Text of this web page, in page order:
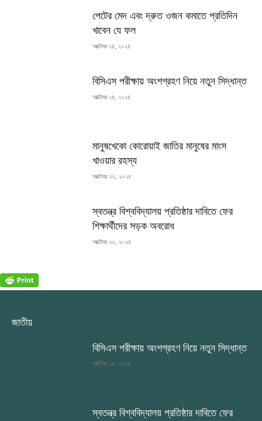
পেটের মেদ এবং দ্রুত ওজন কমাতে প্রতিদিন
খাবেন যে ফল
অক্টোবর ২৪, ২০২৪
বিসিএস পরীক্ষায় অংশগ্রহণ নিয়ে নতুন সিদ্ধান্ত
অক্টোবর ২৪, ২০২৪
মানুষখেকো কোরোয়াই জাতির মানুষের মাংস
খাওয়ার রহস্য
অক্টোবর ২৩, ২০২৪
স্বতন্ত্র বিশ্ববিদ্যালয় প্রতিষ্ঠার দাবিতে ফের
শিক্ষার্থীদের সড়ক অবরোধ
অক্টোবর ২৩, ২০২৪
জাতীয়
বিসিএস পরীক্ষায় অংশগ্রহণ নিয়ে নতুন সিদ্ধান্ত
অক্টোবর ২৪, ২০২৪
স্বতন্ত্র বিশ্ববিদ্যালয় প্রতিষ্ঠার দাবিতে ফের